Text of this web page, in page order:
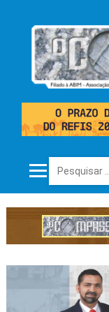
Pesquisar por: